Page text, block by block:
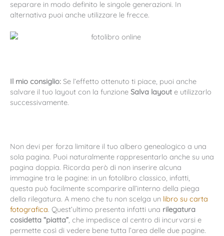
separare in modo definito le singole generazioni. In
alternativa puoi anche utilizzare le frecce.
Il mio consiglio: Se l’effetto ottenuto ti piace, puoi anche
salvare il tuo layout con la funzione Salva layout e utilizzarlo
successivamente.
Non devi per forza limitare il tuo albero genealogico a una
sola pagina. Puoi naturalmente rappresentarlo anche su una
pagina doppia. Ricorda però di non inserire alcuna
immagine tra le pagine: in un fotolibro classico, infatti,
questa può facilmente scomparire all’interno della piega
della rilegatura. A meno che tu non scelga un libro su carta
fotografica. Quest’ultimo presenta infatti una rilegatura
cosidetta “piatta”, che impedisce al centro di incurvarsi e
permette così di vedere bene tutta l’area delle due pagine.